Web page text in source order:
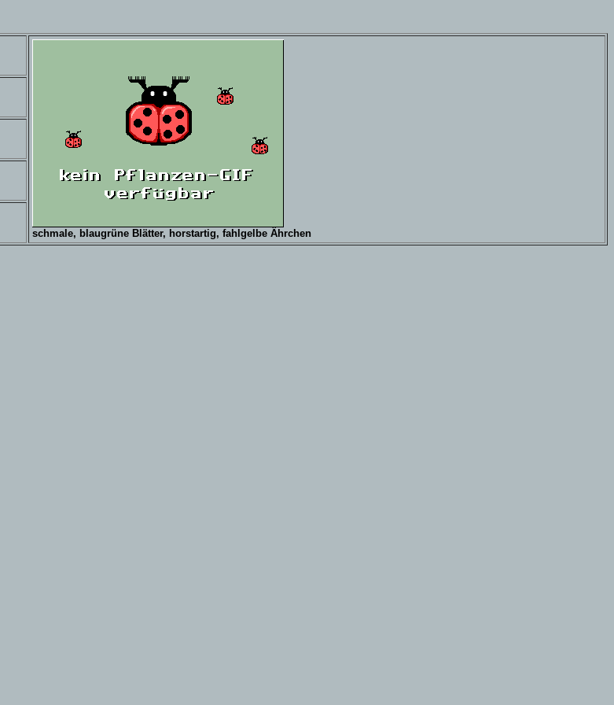
schmale, blaugrüne Blätter, horstartig, fahlgelbe Ährchen